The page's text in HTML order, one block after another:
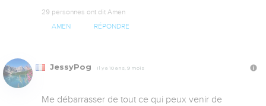
29 personnes ont dit Amen
AMEN RÉPONDRE
JessyPog Il y a 10 ans, 9 mois
Me débarrasser de tout ce qui peux venir de